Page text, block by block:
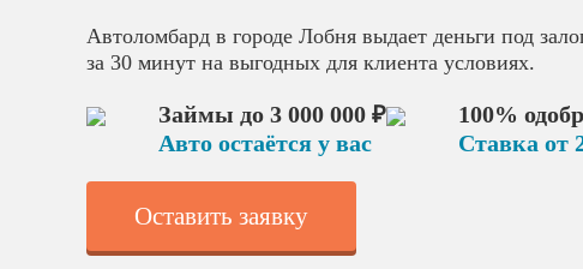
Автоломбард в городе Лобня выдает деньги под
за 30 минут на выгодных для клиента условиях.
Займы до 3 000 000 ₽
Авто остаётся у вас
100%
Ставка от
Оставить заявку